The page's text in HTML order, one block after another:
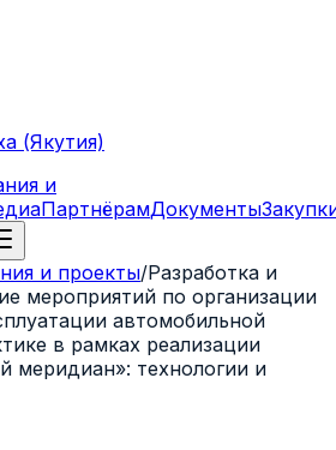
(Якутия)
и
ПартнёрамДокументы
и проекты/Разработка и
мероприятий по организации
автомобильной
в рамках реализации
меридиан»: технологии и